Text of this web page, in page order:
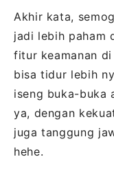
Akhir kata,
jadi lebih paham
fitur keamanan di
bisa tidur lebih
iseng buka-buka
ya, dengan
juga tanggung
hehe.